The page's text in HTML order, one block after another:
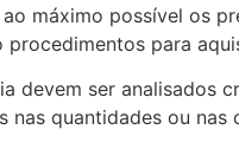
máximo possível os
para
devem ser analisados
quantidades ou